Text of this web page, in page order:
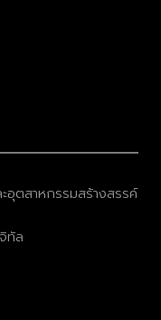
ตสาหกรรมสร้างสรรค์
ทัล